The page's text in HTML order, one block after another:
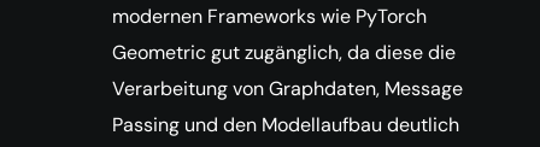
modernen Frameworks wie PyTorch
Geometric gut zugänglich, da diese die
Verarbeitung von Graphdaten, Message
Passing und den Modellaufbau deutlich